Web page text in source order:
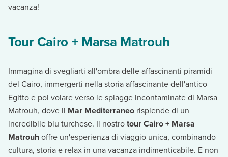
vacanza!
Tour Cairo + Marsa Matrouh
Immagina di svegliarti all'ombra delle affascinanti piramidi
del Cairo, immergerti nella storia affascinante dell'antico
Egitto e poi volare verso le spiagge incontaminate di Marsa
Matrouh, dove il Mar Mediterraneo risplende di un
incredibile blu turchese. Il nostrotour Cairo + Marsa
Matrouhoffre un'esperienza di viaggio unica, combinando
cultura, storia e relax in una vacanza indimenticabile. E non